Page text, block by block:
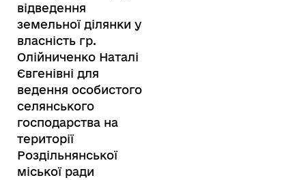
відведення
земельної ділянки у
власність гр.
Олійниченко Наталі
Євгенівні для
ведення особистого
селянського
господарства на
території
Роздільнянської
міської ради